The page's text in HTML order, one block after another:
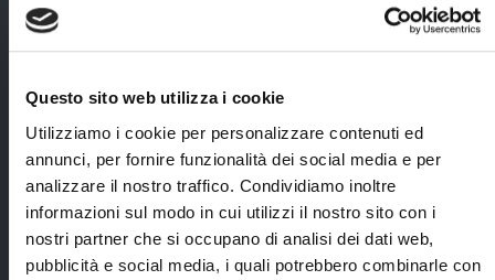
Questo sito web utilizza i cookie
Utilizziamo i cookie per personalizzare contenuti ed
annunci, per fornire funzionalità dei social media e per
analizzare il nostro traffico. Condividiamo inoltre
informazioni sul modo in cui utilizzi il nostro sito con i
nostri partner che si occupano di analisi dei dati web,
pubblicità e social media, i quali potrebbero combinarle con
5 pernottamenti
camera standard
con prima
colazione;
1 pernottamento
ad Hakone in
ryokan con cena
e prima
colazione;